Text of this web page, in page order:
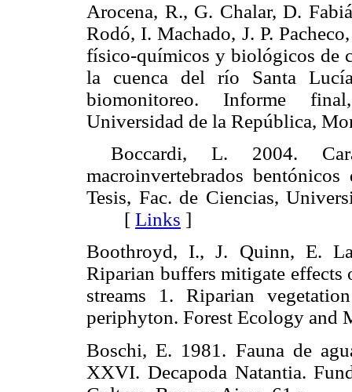
Arocena, R., G. Chalar, D.
Rodó, I. Machado, J. P.
físico-químicos y biológicos de
la cuenca del río Santa
biomonitoreo. Informe
Universidad de la República,
Boccardi, L. 2004.
macroinvertebrados
Tesis, Fac. de Ciencias,
[ Links ]
Boothroyd, I., J. Quinn, E.
Riparian buffers mitigate
streams 1. Riparian
periphyton. Forest Ecology
Boschi, E. 1981. Fauna de
XXVI. Decapoda Natantia.